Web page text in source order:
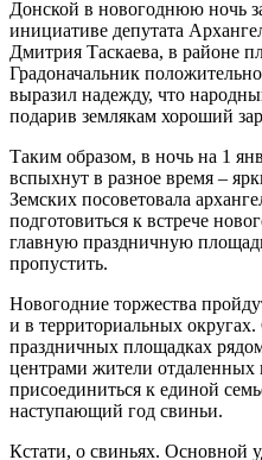
Донской в новогоднюю ночь
инициативе депутата
Дмитрия Таскаева, в районе
Градоначальник
выразил надежду, что
подарив землякам хороший
Таким образом, в ночь на 1
вспыхнут в разное время –
Земских посоветовала
подготовиться к встрече
главную праздничную
пропустить.
Новогодние торжества
и в территориальных
праздничных площадках
центрами жители отдаленных
присоединиться к единой
наступающий год свиньи.
Кстати, о свиньях. Основной